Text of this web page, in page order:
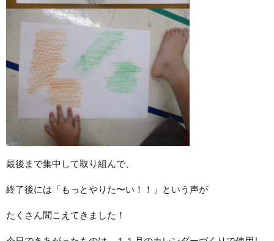
最後まで集中して取り組んで、
終了後には「もっとやりた〜い！！」という声が
たくさん聞こえてきました！